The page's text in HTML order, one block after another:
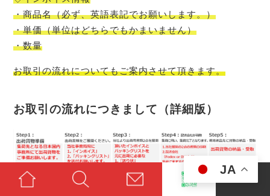
・商品名（必ず、英語表記でお願いします。）
・単価（単位はどちらでもかまいません）
・数量
お取引の流れについてもご案内させて頂きます。
お取引の流れにつきまして（詳細版）
JA